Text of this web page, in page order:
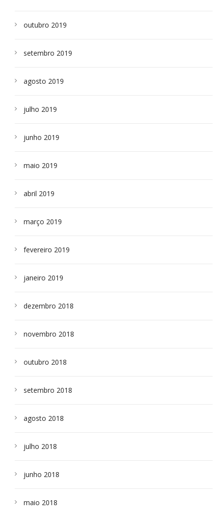
outubro 2019
setembro 2019
agosto 2019
julho 2019
junho 2019
maio 2019
abril 2019
março 2019
fevereiro 2019
janeiro 2019
dezembro 2018
novembro 2018
outubro 2018
setembro 2018
agosto 2018
julho 2018
junho 2018
maio 2018